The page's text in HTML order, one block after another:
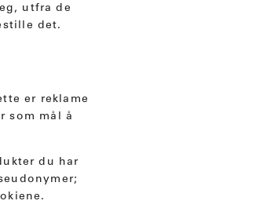
utfra de
det.
er reklame
som mål å
du har